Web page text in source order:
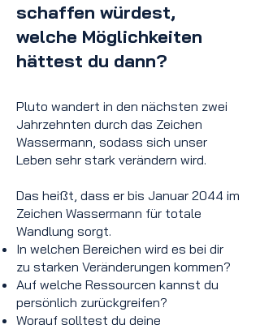
schaffen würdest,
welche Möglichkeiten
hättest du dann?
Pluto wandert in den nächsten zwei
Jahrzehnten durch das Zeichen
Wassermann, sodass sich unser
Leben sehr stark verändern wird.
Das heißt, dass er bis Januar 2044 im
Zeichen Wassermann für totale
Wandlung sorgt.
In welchen Bereichen wird es bei dir
zu starken Veränderungen kommen?
Auf welche Ressourcen kannst du
persönlich zurückgreifen?
Worauf solltest du deine